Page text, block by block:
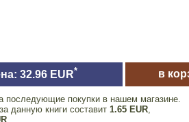
32.96 EUR* в
последующие покупки в нашем магазине.
данную книги составит 1.65 EUR,
.